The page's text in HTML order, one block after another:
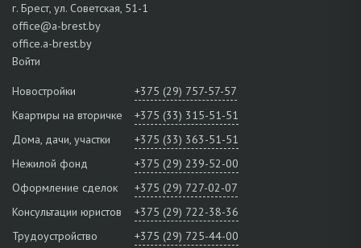
г. Брест, ул. Советская, 51-1
office@a-brest.by
office.a-brest.by
Войти
Новостройки
+375 (29) 757-57-57
Квартиры на вторичке
+375 (33) 315-51-51
Дома, дачи, участки
+375 (33) 363-51-51
Нежилой фонд
+375 (29) 239-52-00
Оформление сделок
+375 (29) 727-02-07
Консультации юристов
+375 (29) 722-38-36
Трудоустройство
+375 (29) 725-44-00